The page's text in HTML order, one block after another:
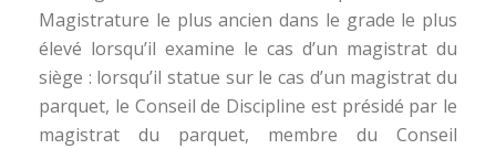
Magistrature le plus ancien dans le grade le plus
élevé lorsqu’il examine le cas d’un magistrat du
siège : lorsqu’il statue sur le cas d’un magistrat du
parquet, le Conseil de Discipline est présidé par le
magistrat du parquet, membre du Conseil